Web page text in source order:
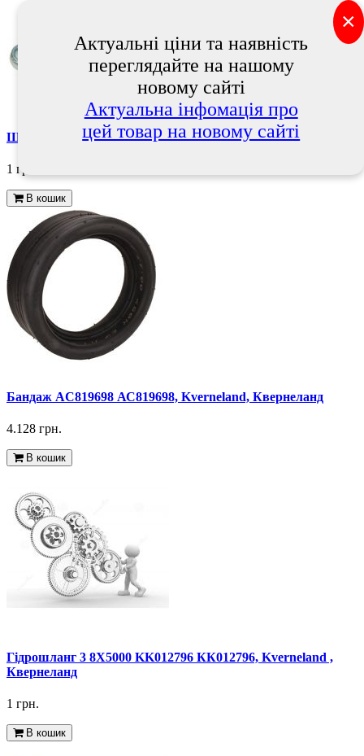
×
Актуальні ціни та наявність
переглядайте на нашому
новому сайті
Актуальна інфомація про
цей товар на новому сайті
Шплінт 5x45 94545, Kverneland , Квернеланд
1 грн.
В кошик
Бандаж AC819698 АС819698, Kverneland, Квернеланд
4.128 грн.
В кошик
Гідрошланг 3 8X5000 KK012796 КК012796, Kverneland ,
Квернеланд
1 грн.
В кошик